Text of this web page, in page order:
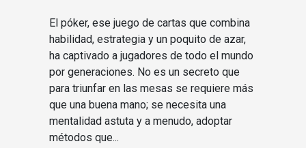
El póker, ese juego de cartas que combina
habilidad, estrategia y un poquito de azar,
ha captivado a jugadores de todo el mundo
por generaciones. No es un secreto que
para triunfar en las mesas se requiere más
que una buena mano; se necesita una
mentalidad astuta y a menudo, adoptar
métodos que...